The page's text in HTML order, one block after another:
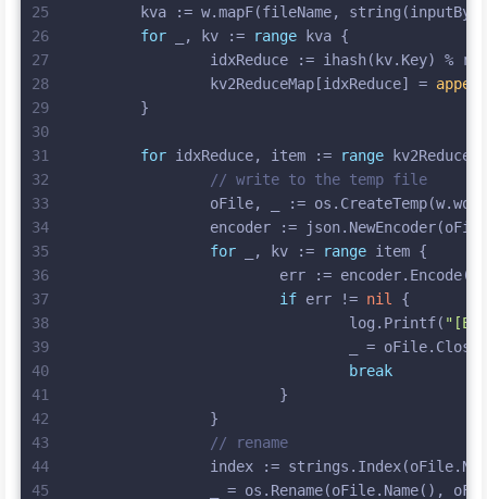
25
26
27
28
29
30
31
32
33
34
35
36
37
38
39
40
41
42
43
44
45
	kva := w.mapF(fileName,
string
for _, kv := range kva {
idxReduce := ihash(kv.Key) %
		kv2ReduceMap[idxReduce] =
append
	}
for idxReduce, item := range
// write to the temp file
oFile, _ :=
encoder :=
for _, kv := range item {
err :=
if err != nil
{
				log.Printf(
_ =
break
			}
		}
// rename
index :=
_ = os.Rename(oFile.Name(),